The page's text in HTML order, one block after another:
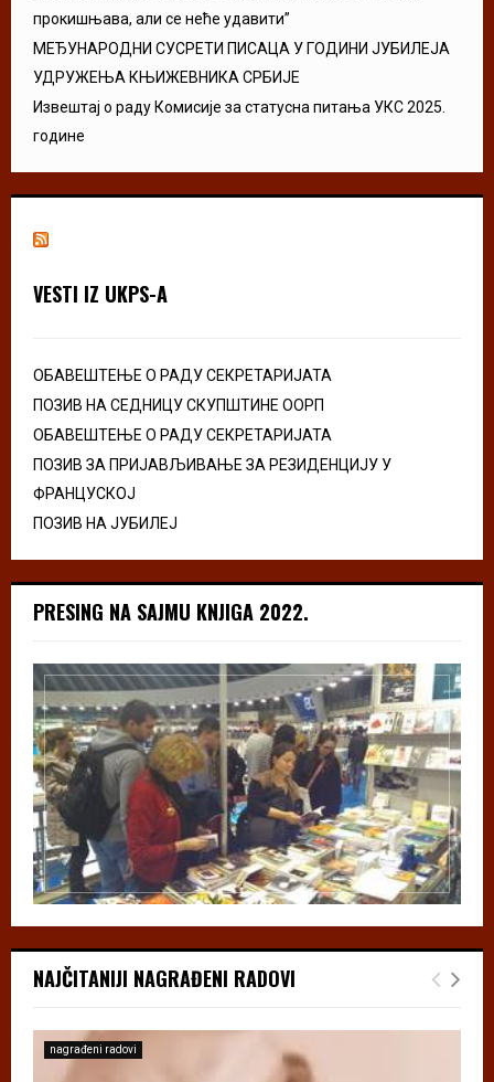
прокишњава, али се неће удавити”
МЕЂУНАРОДНИ СУСРЕТИ ПИСАЦА У ГОДИНИ ЈУБИЛЕЈА
УДРУЖЕЊА КЊИЖЕВНИКА СРБИЈЕ
Извештај о раду Комисије за статусна питања УКС 2025.
године
VESTI IZ UKPS-A
ОБАВЕШТЕЊЕ О РАДУ СЕКРЕТАРИЈАТА
ПОЗИВ НА СЕДНИЦУ СКУПШТИНЕ ООРП
ОБАВЕШТЕЊЕ О РАДУ СЕКРЕТАРИЈАТА
ПОЗИВ ЗА ПРИЈАВЉИВАЊЕ ЗА РЕЗИДЕНЦИЈУ У
ФРАНЦУСКОЈ
ПОЗИВ НА ЈУБИЛЕЈ
PRESING NA SAJMU KNJIGA 2022.
NAJČITANIJI NAGRAĐENI RADOVI
nagrađeni radovi